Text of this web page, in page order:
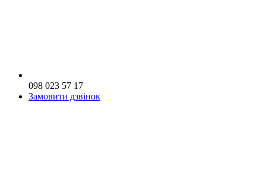
098 023 57 17
Замовити дзвінок